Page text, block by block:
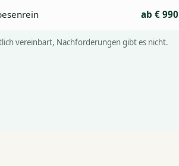
ab € 990
vereinbart, Nachforderungen gibt es nicht.